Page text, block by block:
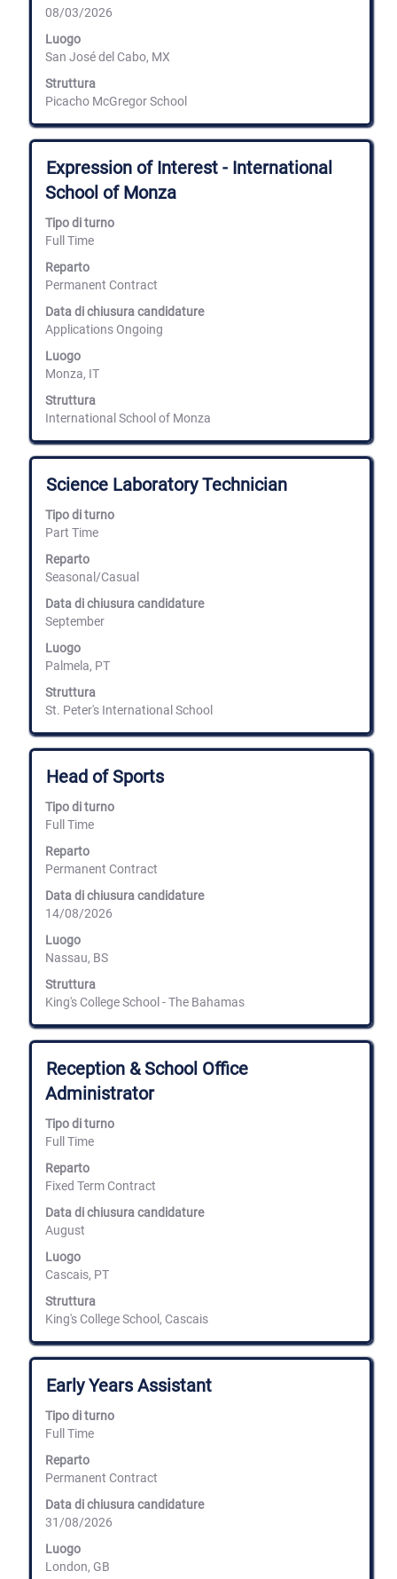
08/03/2026
Luogo
San José del Cabo, MX
Struttura
Picacho McGregor School
i
integrali
delle
informazioni
lavoro.
Titolo
Expression of Interest - International
School of Monza
Tipo di turno
Full Time
Reparto
Permanent Contract
Data di chiusura candidature
Applications Ongoing
Luogo
Monza, IT
Struttura
International School of Monza
Effettuare
una
selezione
la
barra
per
visualizzare
i
contenuti
integrali
delle
informazioni
Titolo
Science Laboratory Technician
Tipo di turno
Part Time
Reparto
Seasonal/Casual
Data di chiusura candidature
September
Luogo
Palmela, PT
Struttura
St. Peter's International School
Effettuare
una
selezione
con
barra
spaziatrice
visualizzare
i
integrali
delle
informazioni
lavoro.
Titolo
Head of Sports
Tipo di turno
Full Time
Reparto
Permanent Contract
Data di chiusura candidature
14/08/2026
Luogo
Nassau, BS
Struttura
King's College School - The Bahamas
Effettuare
una
selezione
con
barra
spaziatrice
visualizzare
i
integrali
delle
informazioni
lavoro.
Titolo
Reception & School Office
Administrator
Tipo di turno
Full Time
Reparto
Fixed Term Contract
Data di chiusura candidature
August
Luogo
Cascais, PT
Struttura
King's College School, Cascais
Effettuare
una
selezione
la
barra
per
visualizzare
i
contenuti
integrali
delle
informazioni
Titolo
Early Years Assistant
Tipo di turno
Full Time
Reparto
Permanent Contract
Data di chiusura candidature
31/08/2026
Luogo
London, GB
Effettuare
una
selezione
con
barra
spaziatrice
visualizzare
i
integrali
delle